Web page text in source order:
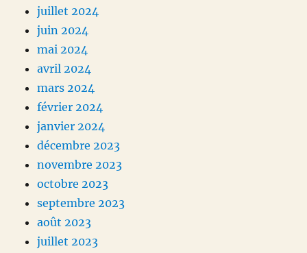
juillet 2024
juin 2024
mai 2024
avril 2024
mars 2024
février 2024
janvier 2024
décembre 2023
novembre 2023
octobre 2023
septembre 2023
août 2023
juillet 2023